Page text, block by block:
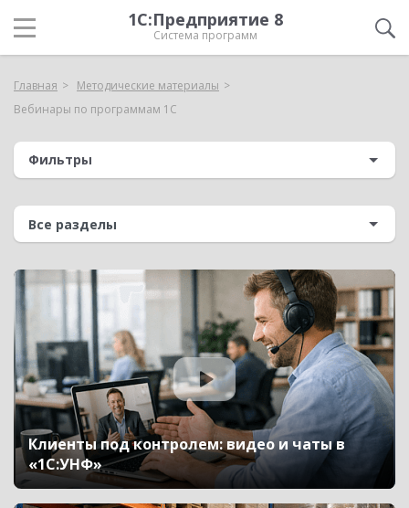
1С:Предприятие 8
Система программ
Главная
Методические материалы
Вебинары по программам 1С
Фильтры
Клиенты под контролем: видео и чаты в
«1С:УНФ»